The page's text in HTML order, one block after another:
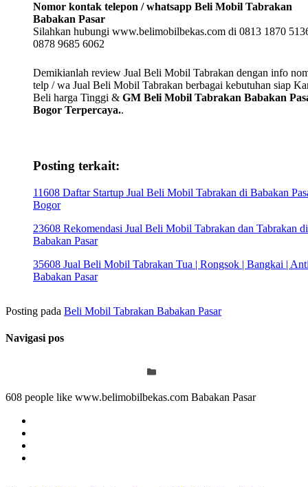
Nomor kontak telepon / whatsapp Beli Mobil Tabrakan
Babakan Pasar
Silahkan hubungi www.belimobilbekas.com di 0813 1870
0878 9685 6062
Demikianlah review Jual Beli Mobil Tabrakan dengan info
telp / wa Jual Beli Mobil Tabrakan berbagai kebutuhan siap
Beli harga Tinggi & GM Beli Mobil Tabrakan Babakan
Bogor Terpercaya..
Posting terkait:
11608 Daftar Startup Jual Beli Mobil Tabrakan di Babakan
Bogor
23608 Rekomendasi Jual Beli Mobil Tabrakan dan Tabrakan di
Babakan Pasar
35608 Jual Beli Mobil Tabrakan Tua | Rongsok | Bangkai |
Babakan Pasar
Posting pada Beli Mobil Tabrakan Babakan Pasar
Navigasi pos
608 people like www.belimobilbekas.com Babakan Pasar